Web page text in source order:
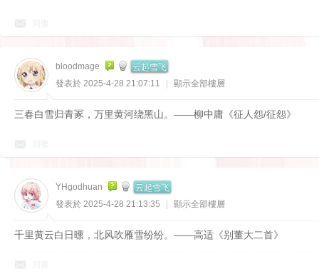
bloodmage 云起雪飞
發表於 2025-4-28 21:07:11 顯示全部樓層
三春白雪归青冢，万里黄河绕黑山。——柳中庸《征人怨/征怨》
YHgodhuan 云起雪飞
發表於 2025-4-28 21:13:35 顯示全部樓層
千里黄云白日曛，北风吹雁雪纷纷。——高适《别董大二首》